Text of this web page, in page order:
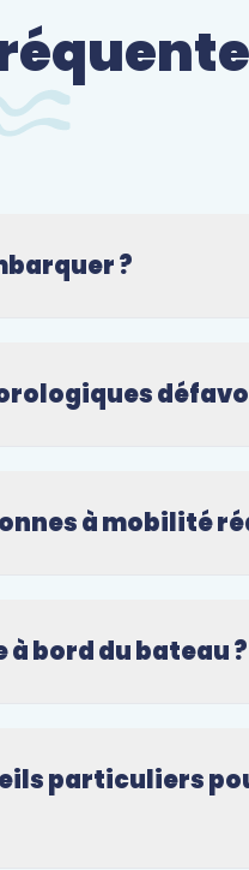
?
à mobilité
bord du bateau ?
particuliers